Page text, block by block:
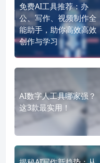
免费AI工具推荐：办
公、写作、视频制作全
能助手，助你高效高效
创作与学习
AI数字人工具哪家强？
这3款最实用！